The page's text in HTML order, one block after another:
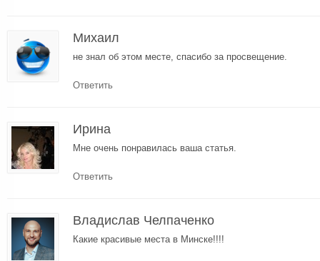
Михаил
не знал об этом месте, спасибо за просвещение.
Ответить
Ирина
Мне очень понравилась ваша статья.
Ответить
Владислав Челпаченко
Какие красивые места в Минске!!!!